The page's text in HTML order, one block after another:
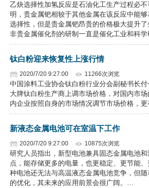
乙炔选择性加氢反应是石油化工生产过程必
明，贵金属钯相较于其他金属在该反应中能
选择性，但是贵金属钯昂贵的价格极大提升
非贵金属催化剂的研制一直是催化工业和科
钛白粉迎来恢复性上涨行情
2020/7/20 9:27:00 11266次浏览
中国涂料工业协会钛白粉行业分会副秘书长
大牌钛白粉生产商上调市场价格，对国内市
内企业按照自身的市场情况调节市场价格，更
新液态金属电池可在室温下工作
2020/7/20 9:27:00 10875次浏览
研究人员指出，新型电池兼具固态金属电池
点，能存储更多的电量，也更稳定、更节能
种电池还无法与高温液态金属电池竞争，但
的优化，其未来的应用前景会很广阔。…